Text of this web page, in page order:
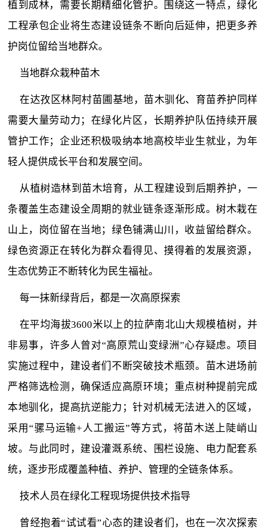
植到成林，需要长期精细化管护。围绕这一特点，绿化
工程承包企业将生态建设链条不断向后延伸，把更多养
护岗位留给当地群众。
当地群众栽种苗木
在达孜区林阿村苗圃基地，苗木驯化、育苗养护同样
需要大量劳动力；在绿化片区，长期养护队伍持续开展
管护工作；企业还积极吸纳本地高校毕业生就业，为年
轻人提供成长平台和发展空间。
从植树造林到苗木培育，从工程建设到后期养护，一
条覆盖生态建设全周期的就业链条逐渐形成。树木栽在
山上，岗位留在当地；绿色铺满山川，收益留给群众。
绿色资源正在转化为群众看得见、摸得着的发展资源，
生态优势正不断转化为民生福祉。
每一抹新绿背后，都是一次高原探索
在平均海拔3600米以上的拉萨南北山大规模植树，并
非易事，许多人曾对“高原荒山变绿洲”心存疑虑。项目
实施过程中，建设者们不断突破技术瓶颈。苗木进场前
严格筛选检测，确保适应高原环境；重点树种提前完成
本地驯化，提高抗逆能力；针对机械无法进入的区域，
采用“骡马运输+人工搬运”等方式，将苗木送上陡峭山
坡。与此同时，建设灌溉系统、围栏设施、电力配套系
统，逐步形成覆盖种植、养护、管理的全链条体系。
技术人员在绿化工程现场提供技术指导
曾经抱着“试试看”心态的建设者们，也在一次次探索